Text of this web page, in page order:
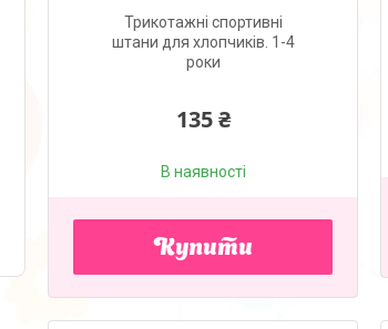
Трикотажні спортивні
штани для хлопчиків. 1-4
роки
135 ₴
В наявності
Купити